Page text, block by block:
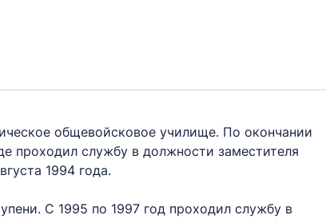
общевойсковое училище. По окончании
проходил службу в должности заместителя
1994 года.
С 1995 по 1997 год проходил службу в